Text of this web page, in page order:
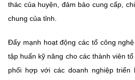
thác của huyện, đảm bảo cung cấp,
chung của tỉnh.
Đẩy mạnh hoạt động các tổ công
tập huấn kỹ năng cho các thành viên
phối hợp với các doanh nghiệp triển